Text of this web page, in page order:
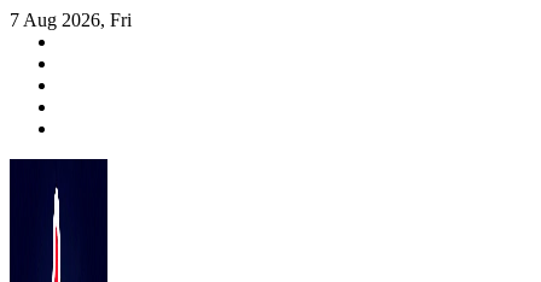
Skip
content
7 Aug 2026, Fri